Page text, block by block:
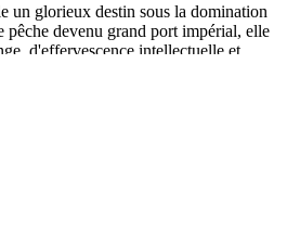
un glorieux destin sous la domination
pêche devenu grand port impérial, elle
d'effervescence intellectuelle et
Mitteleuropa. C'est cet atmosphère que